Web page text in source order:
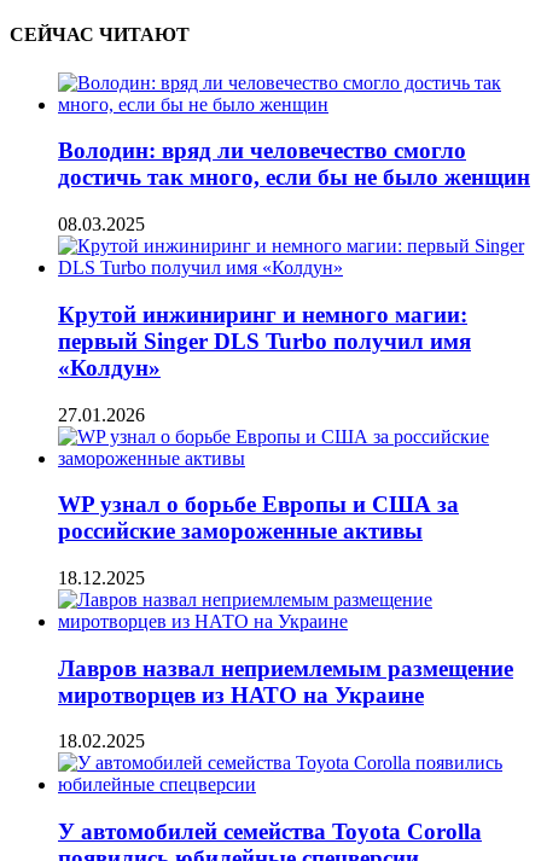
СЕЙЧАС ЧИТАЮТ
Володин: вряд ли человечество смогло
достичь так много, если бы не было женщин
08.03.2025
Крутой инжиниринг и немного магии:
первый Singer DLS Turbo получил имя
«Колдун»
27.01.2026
WP узнал о борьбе Европы и США за
российские замороженные активы
18.12.2025
Лавров назвал неприемлемым размещение
миротворцев из НАТО на Украине
18.02.2025
У автомобилей семейства Toyota Corolla